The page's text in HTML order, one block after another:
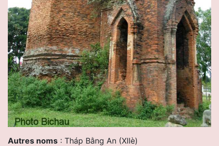
Autres noms : Tháp Bằng An (XIIè)